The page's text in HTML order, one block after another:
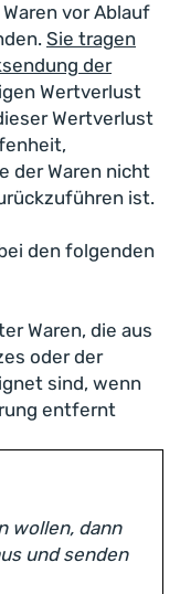
vor Ablauf
Sie tragen
der
Wertverlust
Wertverlust
der Waren nicht
ist.
den folgenden
Waren, die aus
oder der
sind, wenn
entfernt
wollen, dann
und senden